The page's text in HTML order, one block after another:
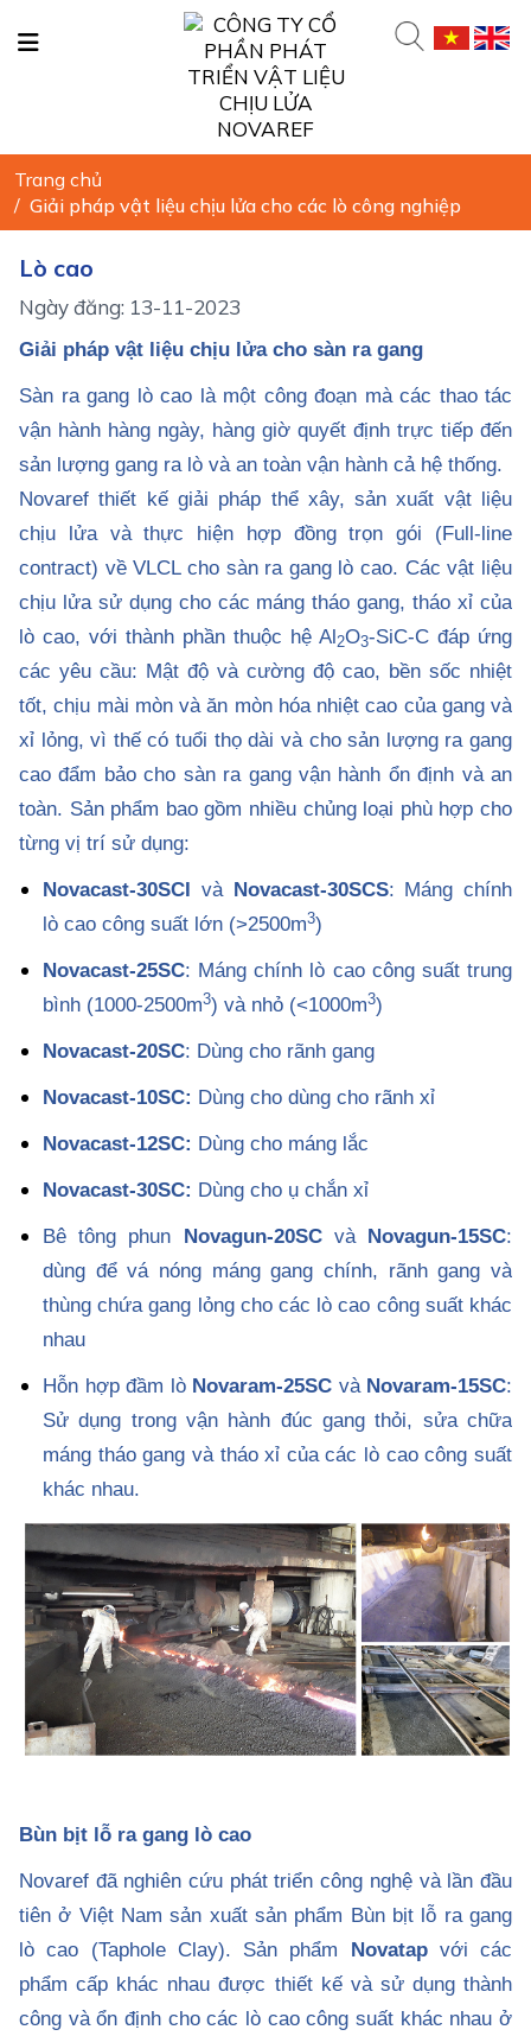
Trang chủ
/ Giải pháp vật liệu chịu lửa cho các lò công nghiệp
Lò cao
Ngày đăng: 13-11-2023
Giải pháp vật liệu chịu lửa cho sàn ra gang
Sàn ra gang lò cao là một công đoạn mà các thao tác
vận hành hàng ngày, hàng giờ quyết định trực tiếp đến
sản lượng gang ra lò và an toàn vận hành cả hệ thống.
Novaref thiết kế giải pháp thể xây, sản xuất vật liệu
chịu lửa và thực hiện hợp đồng trọn gói (Full-line
contract) về VLCL cho sàn ra gang lò cao. Các vật liệu
chịu lửa sử dụng cho các máng tháo gang, tháo xỉ của
lò cao, với thành phần thuộc hệ Al2O3-SiC-C đáp ứng
các yêu cầu: Mật độ và cường độ cao, bền sốc nhiệt
tốt, chịu mài mòn và ăn mòn hóa nhiệt cao của gang và
xỉ lỏng, vì thế có tuổi thọ dài và cho sản lượng ra gang
cao đẩm bảo cho sàn ra gang vận hành ổn định và an
toàn. Sản phẩm bao gồm nhiều chủng loại phù hợp cho
từng vị trí sử dụng:
Novacast-30SCI vàNovacast-30SCS: Máng chính
lò cao công suất lớn (>2500m3)
Novacast-25SC: Máng chính lò cao công suất trung
bình (1000-2500m3) và nhỏ (<1000m3)
Novacast-20SC: Dùng cho rãnh gang
Novacast-10SC: Dùng cho dùng cho rãnh xỉ
Novacast-12SC: Dùng cho máng lắc
Novacast-30SC: Dùng cho ụ chắn xỉ
Bê tông phun Novagun-20SCvà Novagun-15SC:
dùng để vá nóng máng gang chính, rãnh gang và
thùng chứa gang lỏng cho các lò cao công suất khác
nhau
Hỗn hợp đầm lò Novaram-25SC và Novaram-15SC:
Sử dụng trong vận hành đúc gang thỏi, sửa chữa
máng tháo gang và tháo xỉ của các lò cao công suất
khác nhau.
Bùn bịt lỗ ra gang lò cao
Novaref đã nghiên cứu phát triển công nghệ và lần đầu
tiên ở Việt Nam sản xuất sản phẩm Bùn bịt lỗ ra gang
lò cao (Taphole Clay). Sản phẩm Novatapvới các
phẩm cấp khác nhau được thiết kế và sử dụng thành
công và ổn định cho các lò cao công suất khác nhau ở